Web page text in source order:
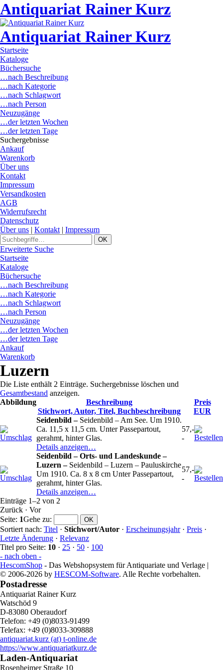
Antiquariat Rainer Kurz
Antiquariat Rainer Kurz
Startseite
Kataloge
Büchersuche
…nach Beschreibung
…nach Kategorie
…nach Schlagwort
…nach Person
Neuzugänge
…der letzten Wochen
…der letzten Tage
Suchergebnisse
Ankauf
Warenkorb
Über uns
Kontakt
Impressum
Versandkosten
AGB
Widerrufsrecht
Datenschutz
Über uns | Kontakt | Impressum
Erweiterte Suche
Startseite
Kataloge
Büchersuche
…nach Beschreibung
…nach Kategorie
…nach Schlagwort
…nach Person
Neuzugänge
…der letzten Wochen
…der letzten Tage
Ankauf
Warenkorb
Luzern
Die Liste enthält 2 Einträge. Suchergebnisse löschen und
Gesamtbestand anzeigen.
Abbildung
Beschreibung
Stichwort, Autor, Titel, Buchbeschreibung
Preis
EUR
Seidenbild – Seidenbild – Am See. Um 1910.
Ca. 11,5 x 11,5 cm. Unter Passepartout,
gerahmt, hinter Glas.
Details anzeigen…
57,-
-
Seidenbild – Orts- und Landeskunde –
Luzern – Seidenbild – Luzern – Pauluskirche
Um 1910. Ca. 8 x 8 cm Unter Passepartout,
gerahmt, hinter Glas.
Details anzeigen…
57,-
-
Einträge 1–2 von 2
Zurück · Vor
Seite: 1Gehe zu:
Sortiert nach: Titel · Stichwort/Autor · Erscheinungsjahr· Preis ·
Letzte Änderung · Relevanz
Titel pro Seite: 10 · 25 · 50 · 100
- nach oben -
HescomShop - Das Webshopsystem für Antiquariate und Verlage |
© 2006-2026 by HESCOM-Software. Alle Rechte vorbehalten.
Postadresse
Antiquariat Rainer Kurz
Watschöd 9
D-83080 Oberaudorf
Telefon: +49 (0)8033-91499
Telefax: +49 (0)8033-309888
antiquariat.kurz (at) t-online.de
https://www.antiquariatkurz.de
Laden-Antiquariat
Rosenheimer Straße 10